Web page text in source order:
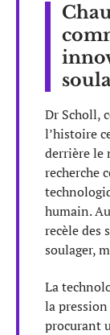
Dr Scholl,
l’histoire
derrière le
recherche
humain.
recèle des
soulager,
La
la
procurant